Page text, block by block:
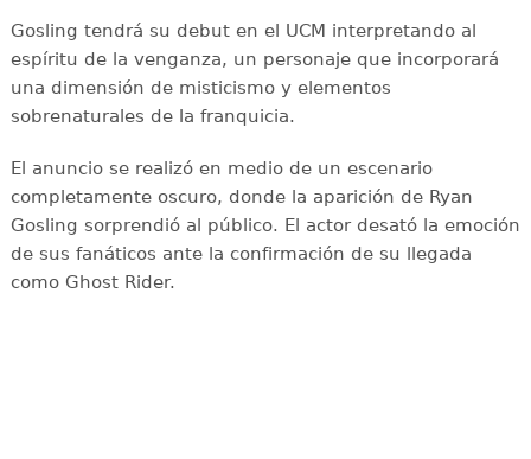
Gosling tendrá su debut en el UCM interpretando al
espíritu de la venganza, un personaje que incorporará
una dimensión de misticismo y elementos
sobrenaturales de la franquicia.
El anuncio se realizó en medio de un escenario
completamente oscuro, donde la aparición de Ryan
Gosling sorprendió al público. El actor desató la emoción
de sus fanáticos ante la confirmación de su llegada
como Ghost Rider.